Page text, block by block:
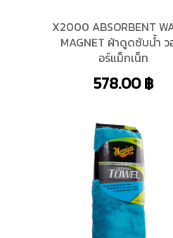
X2000 ABSORBENT
MAGNET ผ้าดูดซับน้ำ ว
อร์แม็กเน็ท
578.00฿